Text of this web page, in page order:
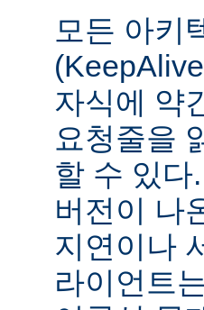
모든 아키
자식에 약
요청줄을
할 수 있다
버전이 나
지연이나
라이언트